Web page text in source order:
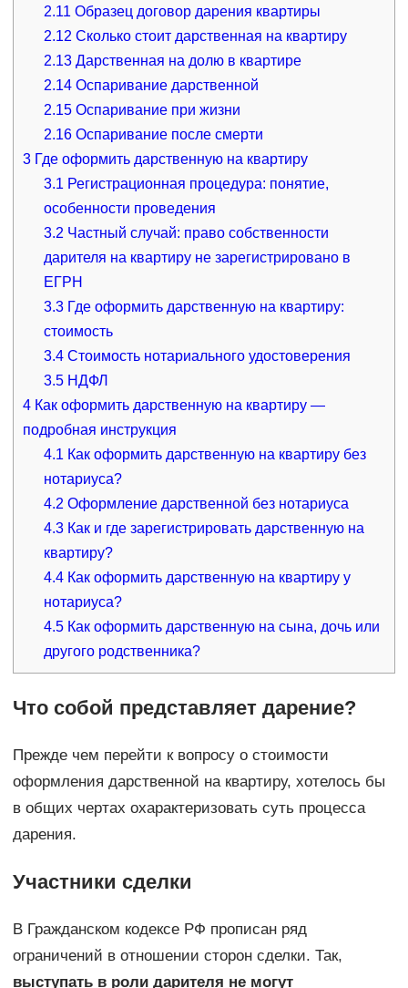
2.11 Образец договор дарения квартиры
2.12 Сколько стоит дарственная на квартиру
2.13 Дарственная на долю в квартире
2.14 Оспаривание дарственной
2.15 Оспаривание при жизни
2.16 Оспаривание после смерти
3Где оформить дарственную на квартиру
3.1 Регистрационная процедура: понятие,
особенности проведения
3.2 Частный случай: право собственности
дарителя на квартиру не зарегистрировано в
ЕГРН
3.3 Где оформить дарственную на квартиру:
стоимость
3.4 Стоимость нотариального удостоверения
3.5 НДФЛ
4Как оформить дарственную на квартиру —
подробная инструкция
4.1 Как оформить дарственную на квартиру без
нотариуса?
4.2 Оформление дарственной без нотариуса
4.3 Как и где зарегистрировать дарственную на
квартиру?
4.4 Как оформить дарственную на квартиру у
нотариуса?
4.5 Как оформить дарственную на сына, дочь или
другого родственника?
Что собой представляет дарение?
Прежде чем перейти к вопросу о стоимости
оформления дарственной на квартиру, хотелось бы
в общих чертах охарактеризовать суть процесса
дарения.
Участники сделки
В Гражданском кодексе РФ прописан ряд
ограничений в отношении сторон сделки. Так,
выступать в роли дарителя не могут